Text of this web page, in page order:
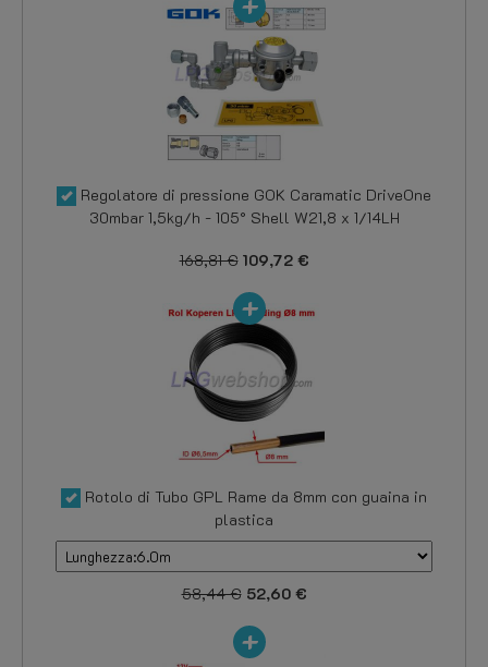
Regolatore di pressione GOK Caramatic DriveOne
30mbar 1,5kg/h - 105° Shell W21,8 x 1/14LH
168,81 € 109,72 €
Rotolo di Tubo GPL Rame da 8mm con guaina in
plastica
58,44 € 52,60 €